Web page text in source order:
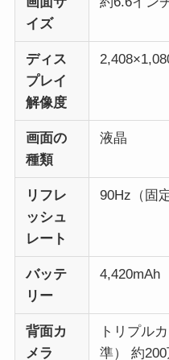
イズ
ディス
プレイ
解像度
画面の
種類
液晶
リフレ
ッシュ
レート
90Hz（固定
バッテ
リー
4,420mAh
背面カ
メラ
トリプル
準） 約